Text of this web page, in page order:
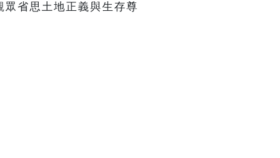
眾省思土地正義與生存尊